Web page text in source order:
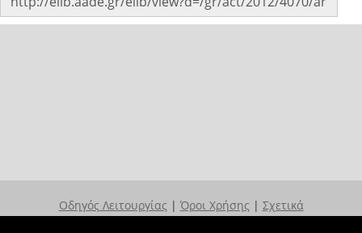
Οδηγός Λειτουργίας | Όροι Χρήσης | Σχετικά